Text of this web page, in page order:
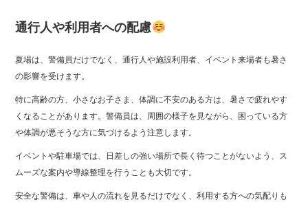
通行人や利用者への配慮
夏場は、警備員だけでなく、通行人や施設利用者、イベント来場者も暑さ
の影響を受けます。
特に高齢の方、小さなお子さま、体調に不安のある方は、暑さで疲れやす
くなることがあります。警備員は、周囲の様子を見ながら、困っている方
や体調が悪そうな方に気づけるよう注意します。
イベントや駐車場では、日差しの強い場所で長く待つことがないよう、ス
ムーズな案内や導線整理を行うことも大切です。
安全な警備は、車や人の流れを見るだけでなく、利用する方への気配りも